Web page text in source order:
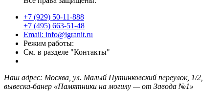
+7 (929) 50-11-888
+7 (495) 663-51-48
Email: info@igranit.ru
Режим работы:
См. в разделе "Контакты"
Наш адрес: Москва, ул. Малый Путинковский переулок, 1/2,
вывеска-банер «Памятники на могилу — от Завода №1»